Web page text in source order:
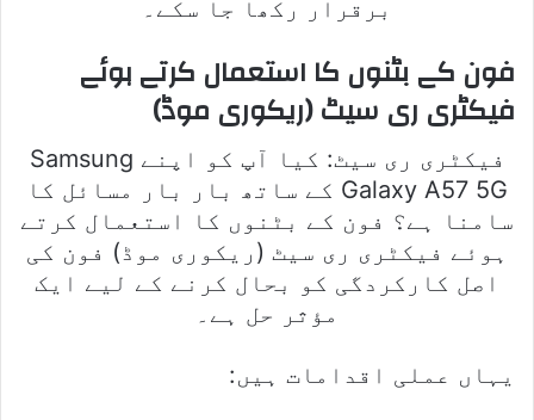
برقرار رکھا جا سکے۔
فون کے بٹنوں کا استعمال کرتے ہوئے
فیکٹری ری سیٹ (ریکوری موڈ)
فیکٹری ری سیٹ: کیا آپ کو اپنے Samsung
Galaxy A57 5G کے ساتھ بار بار مسائل کا
سامنا ہے؟ فون کے بٹنوں کا استعمال کرتے
ہوئے فیکٹری ری سیٹ (ریکوری موڈ) فون کی
اصل کارکردگی کو بحال کرنے کے لیے ایک
مؤثر حل ہے۔
یہاں عملی اقدامات ہیں: